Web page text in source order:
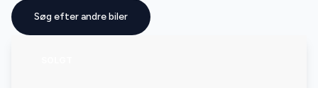
Søg efter andre biler